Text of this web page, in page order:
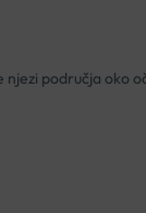
područja oko